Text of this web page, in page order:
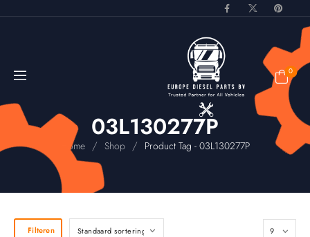
0
03L130277P
Home / Shop / Product Tag - 03L130277P
Filteren